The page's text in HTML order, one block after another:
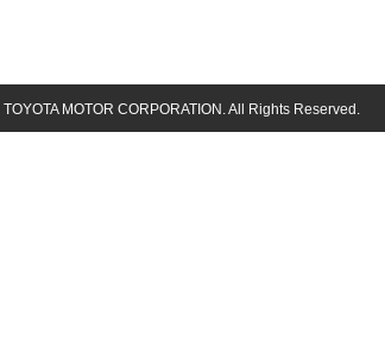
TOYOTA MOTOR CORPORATION. All Rights Reserved.